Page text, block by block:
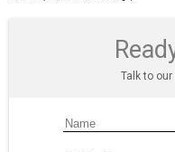
Talk to